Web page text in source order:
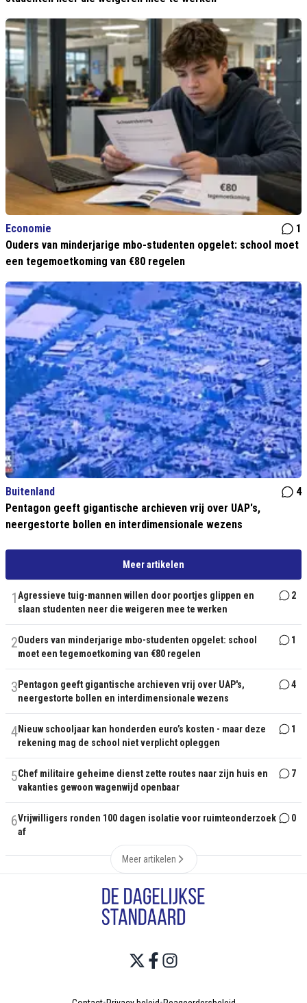
Economie
1
Ouders van minderjarige mbo-studenten opgelet: school moet
een tegemoetkoming van €80 regelen
Buitenland
4
Pentagon geeft gigantische archieven vrij over UAP's,
neergestorte bollen en interdimensionale wezens
Meer artikelen
1Agressieve tuig-mannen willen door poortjes glippen en
slaan studenten neer die weigeren mee te werken
2
2Ouders van minderjarige mbo-studenten opgelet: school
moet een tegemoetkoming van €80 regelen
1
3 Pentagon geeft gigantische archieven vrij over UAP's,
neergestorte bollen en interdimensionale wezens
4
4Nieuw schooljaar kan honderden euro’s kosten - maar deze
rekening mag de school niet verplicht opleggen
1
5Chef militaire geheime dienst zette routes naar zijn huis en
vakanties gewoon wagenwijd openbaar
7
6Vrijwilligers ronden 100 dagen isolatie voor ruimteonderzoek
af
0
Meer artikelen